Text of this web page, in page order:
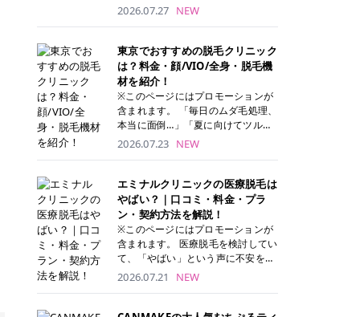
ナーパッド」は、化粧水や美容液を
トナーパッドは洗顔後に肌をやさし
く拭き取ることで、古い角質や余分
な皮脂汚れをオフしながら、うるお
いを与えられるのが特徴✨ さらに、
気になる部分には数分のせて部分用
パックとしても使用できるため、1
両方を叶えられます。 韓国コスメブ
ランドを中心に人気を集めていまし
たが、現在では日本でも定番のスキ
ンケアアイテムとして幅広い世代に
愛用されています。 トナーパッドの
特徴 トナーパッドと拭き取り化粧水
の違い 「トナーパッド」と「拭き取
り化粧水」はどちらも洗顔後に使用
するスキンケアアイテムですが、使
い方や特徴に違いがあります。 トナ
ーパッドは、化粧水があらかじめパ
ッドに含まれているため、コットン
2026.07.27 NEW
東京でおすすめの脱毛クリニック
は？料金・顔/VIO/全身・脱毛機
材を紹介！
※このページにはプロモーションが
含まれます。 「毎日のムダ毛処理、
本当に面倒…」「夏に向けてツルツ
ル肌になりたい！」 そう思って東京
べばいいの？と迷ってしまいますよ
ね。 この記事では、医療脱毛の基本
から、東京で特に通いやすいフレイ
アクリニック・レジーナクリニッ
ク・エミナルクリニック・リゼクリ
ニックの4院について、分かりやす
リニックを見つけて、面倒な自己処
理から卒業しちゃいましょう♪ クリ
ニック 全身＋VIO 全身＋VIO＋顔 特
2026.07.23 NEW
エミナルクリニックの医療脱毛は
やばい？｜口コミ・料金・プラ
ン・契約方法を解説！
※このページにはプロモーションが
含まれます。 医療脱毛を検討してい
て、「やばい」という声に不安を抱
える方も多いのではないでしょう
2026.07.21 NEW